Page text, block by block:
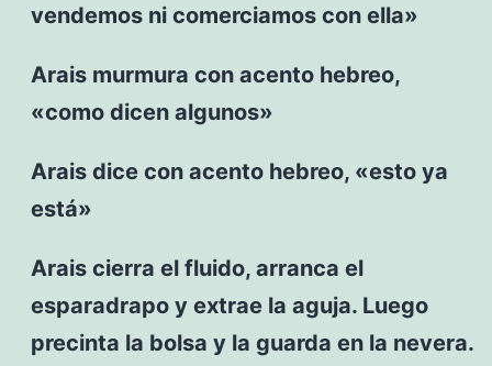
vendemos ni comerciamos con ella»
Arais murmura con acento hebreo,
«como dicen algunos»
Arais dice con acento hebreo, «esto ya
está»
Arais cierra el fluido, arranca el
esparadrapo y extrae la aguja. Luego
precinta la bolsa y la guarda en la nevera.